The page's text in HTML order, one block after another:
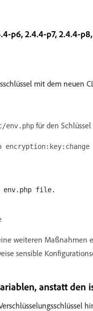
p6, 2.4.4-p7, 2.4.4-
mit dem neuen
env.php für den
env.php file.
weiteren
sensible
anstatt den